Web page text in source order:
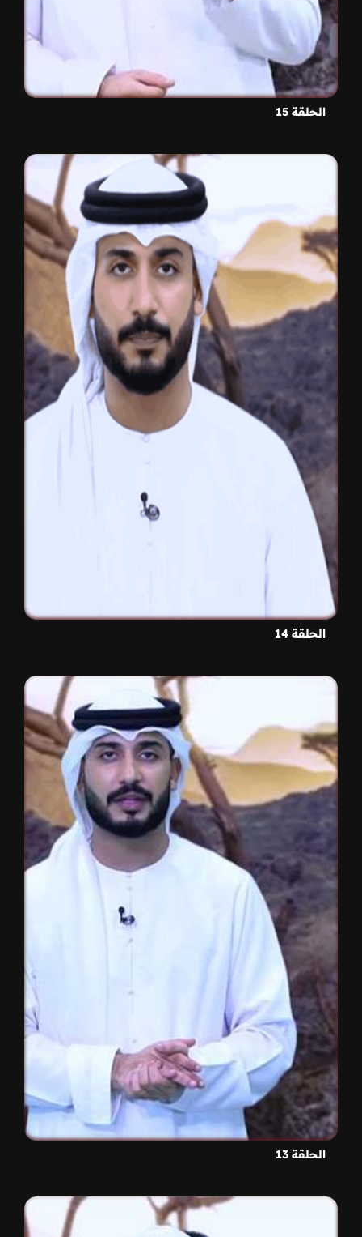
الحلقة 15
الحلقة 14
الحلقة 13